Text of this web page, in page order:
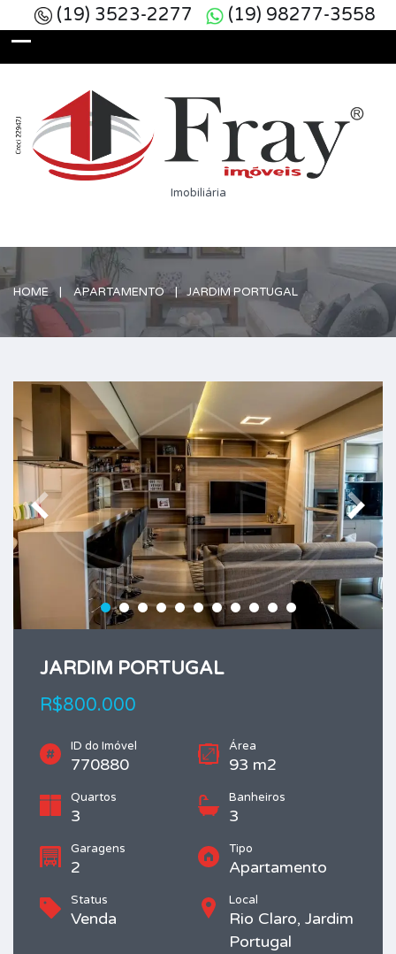
(19) 98277-3558
(19) 3523-2277
Imobiliária
HOME APARTAMENTO JARDIM PORTUGAL
JARDIM PORTUGAL
R$800.000
ID do Imóvel
770880
Área
93 m2
Quartos
3
Banheiros
3
Garagens
2
Tipo
Apartamento
Status
Venda
Local
Rio Claro, Jardim
Portugal